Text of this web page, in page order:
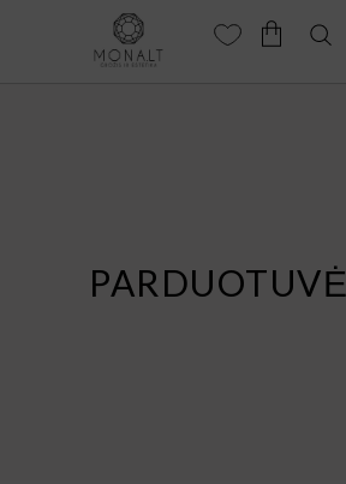
PARDUOTUVĖ